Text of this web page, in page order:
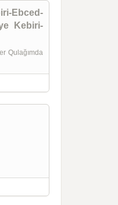
Ebced-
Qulağımda